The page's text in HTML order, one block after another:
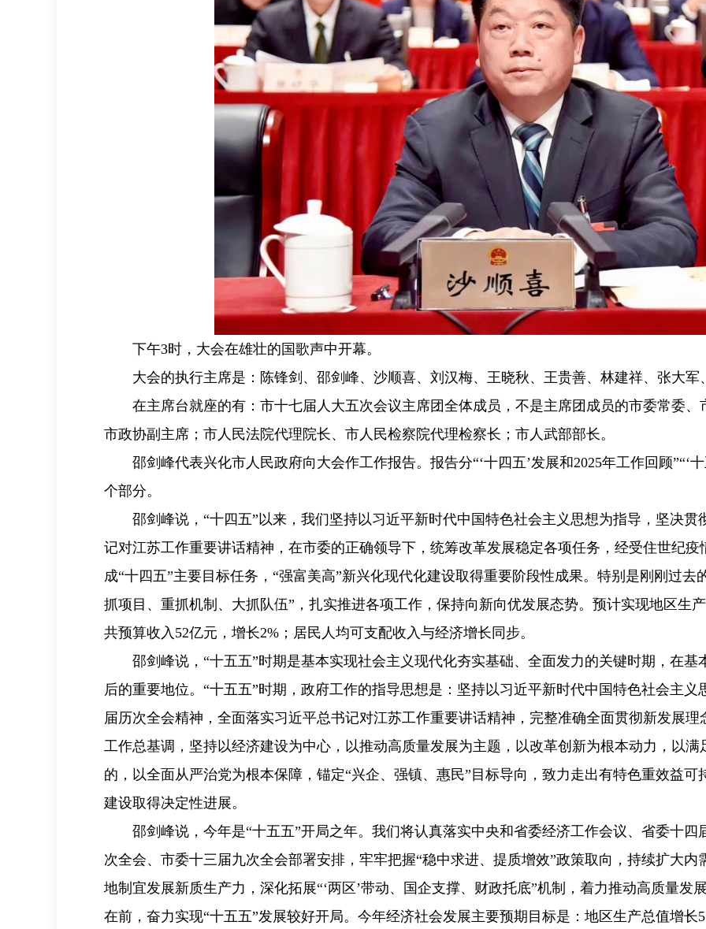
下午3时，大会在雄壮的国歌声中开幕。
大会的执行主席是：陈锋剑、邵剑峰、沙顺喜、刘汉梅、王晓秋、王贵善、林建祥、张大
在主席台就座的有：市十七届人大五次会议主席团全体成员，不是主席团成员的市委常委
市政协副主席；市人民法院代理院长、市人民检察院代理检察长；市人武部部长。
邵剑峰代表兴化市人民政府向大会作工作报告。报告分“‘十四五’发展和2025年工作回顾”“‘
个部分。
邵剑峰说，“十四五”以来，我们坚持以习近平新时代中国特色社会主义思想为指导，坚决
记对江苏工作重要讲话精神，在市委的正确领导下，统筹改革发展稳定各项任务，经受住世纪
成“十四五”主要目标任务，“强富美高”新兴化现代化建设取得重要阶段性成果。特别是刚刚过去
抓项目、重抓机制、大抓队伍”，扎实推进各项工作，保持向新向优发展态势。预计实现地区生
共预算收入52亿元，增长2%；居民人均可支配收入与经济增长同步。
邵剑峰说，“十五五”时期是基本实现社会主义现代化夯实基础、全面发力的关键时期，在
后的重要地位。“十五五”时期，政府工作的指导思想是：坚持以习近平新时代中国特色社会主
届历次全会精神，全面落实习近平总书记对江苏工作重要讲话精神，完整准确全面贯彻新发展
工作总基调，坚持以经济建设为中心，以推动高质量发展为主题，以改革创新为根本动力，以
的，以全面从严治党为根本保障，锚定“兴企、强镇、惠民”目标导向，致力走出有特色重效益
建设取得决定性进展。
邵剑峰说，今年是“十五五”开局之年。我们将认真落实中央和省委经济工作会议、省委十
次全会、市委十三届九次全会部署安排，牢牢把握“稳中求进、提质增效”政策取向，持续扩大
地制宜发展新质生产力，深化拓展“‘两区’带动、国企支撑、财政托底”机制，着力推动高质量发
在前，奋力实现“十五五”发展较好开局。今年经济社会发展主要预期目标是：地区生产总值增长